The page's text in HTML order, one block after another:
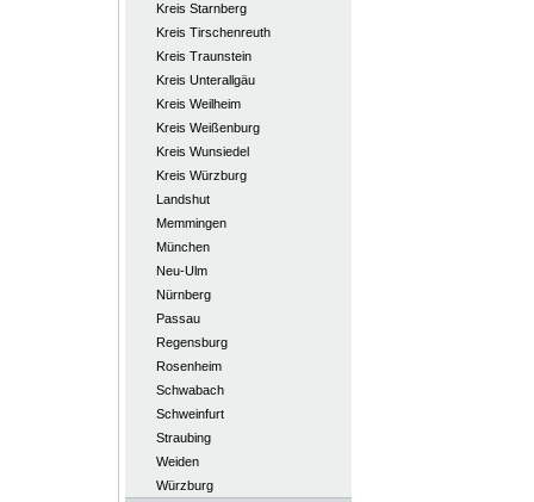
Kreis Starnberg
Kreis Tirschenreuth
Kreis Traunstein
Kreis Unterallgäu
Kreis Weilheim
Kreis Weißenburg
Kreis Wunsiedel
Kreis Würzburg
Landshut
Memmingen
München
Neu-Ulm
Nürnberg
Passau
Regensburg
Rosenheim
Schwabach
Schweinfurt
Straubing
Weiden
Würzburg